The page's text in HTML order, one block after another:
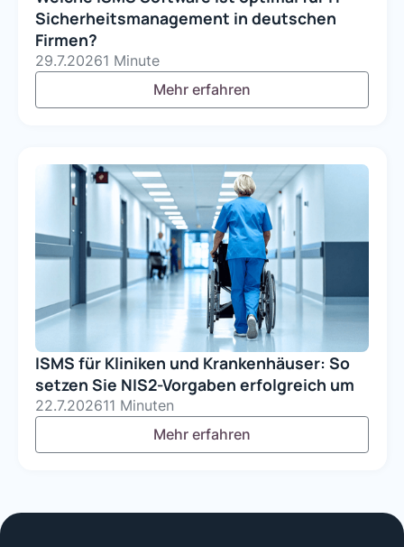
Sicherheitsmanagement in deutschen
Firmen?
29.7.20261 Minute
Mehr erfahren
ISMS für Kliniken und Krankenhäuser: So
setzen Sie NIS2-Vorgaben erfolgreich um
22.7.202611 Minuten
Mehr erfahren